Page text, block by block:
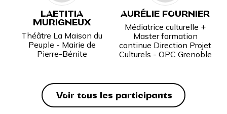
LAETITIA
MURIGNEUX
Théâtre La Maison du
Peuple - Mairie de
Pierre-Bénite
AURÉLIE FOURNIER
Médiatrice culturelle +
Master formation
continue Direction Projet
Culturels - OPC Grenoble
Voir tous les participants